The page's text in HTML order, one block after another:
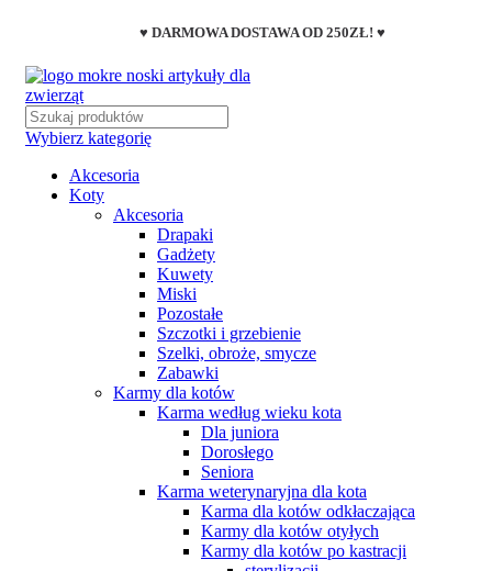
♥ DARMOWA DOSTAWA OD 250ZŁ! ♥
Wybierz kategorię
Akcesoria
Koty
Akcesoria
Drapaki
Gadżety
Kuwety
Miski
Pozostałe
Szczotki i grzebienie
Szelki, obroże, smycze
Zabawki
Karmy dla kotów
Karma według wieku kota
Dla juniora
Dorosłego
Seniora
Karma weterynaryjna dla kota
Karma dla kotów odkłaczająca
Karmy dla kotów otyłych
Karmy dla kotów po kastracji